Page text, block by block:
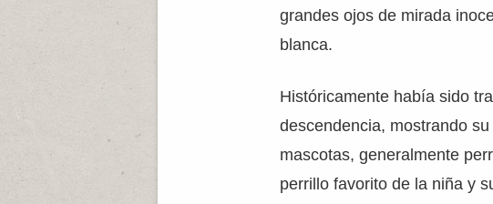
grandes ojos de mirada
blanca.
Históricamente había sido
descendencia, mostrando
mascotas, generalmente
perrillo favorito de la niña y